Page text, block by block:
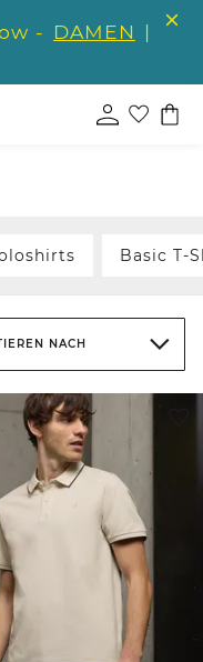
- DAMEN |
Basic T-
NACH